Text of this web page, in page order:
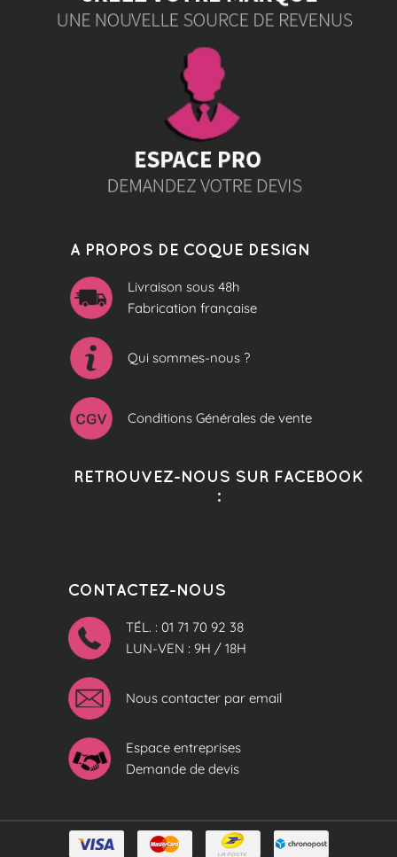
A PROPOS DE COQUE DESIGN
Livraison sous 48h
Fabrication française
Qui sommes-nous ?
Conditions Générales de vente
RETROUVEZ-NOUS SUR FACEBOOK
:
CONTACTEZ-NOUS
TÉL. : 01 71 70 92 38
LUN-VEN : 9H / 18H
Nous contacter par email
Espace entreprises
Demande de devis